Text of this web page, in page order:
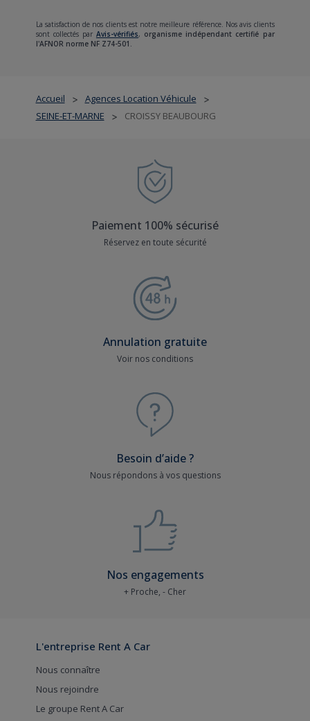
Accueil > Agences Location Véhicule >
SEINE-ET-MARNE > CROISSY BEAUBOURG
La satisfaction de nos clients est notre meilleure référence. Nos avis clients
sont collectés par Avis-vérifiés, organisme indépendant certifié par
l'AFNOR norme NF Z74-501.
Paiement 100% sécurisé
Réservez en toute sécurité
Annulation gratuite
Voir nos conditions
Besoin d’aide ?
Nous répondons à vos questions
Nos engagements
+ Proche, - Cher
L'entreprise Rent A Car
Nous connaître
Nous rejoindre
Le groupe Rent A Car